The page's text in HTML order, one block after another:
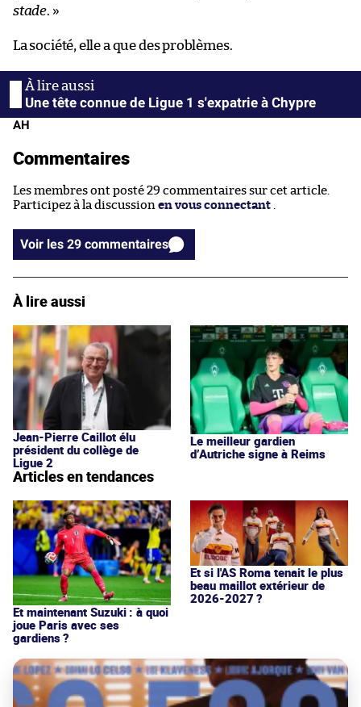
stade. »
La société, elle a que des problèmes.
Une tête connue de Ligue 1 s'expatrie à Chypre
AH
Commentaires
Les membres ont posté 29 commentaires sur cet article.
Participez à la discussion en vous connectant
Voir les 29 commentaires
À lire aussi
Jean-Pierre Caillot élu
président du collège de
Ligue 2
Le meilleur gardien
d’Autriche signe à Reims
Articles en tendances
Et maintenant Suzuki : à quoi
joue Paris avec ses
gardiens ?
Et si l'AS Roma tenait le plus
beau maillot extérieur de
2026-2027 ?